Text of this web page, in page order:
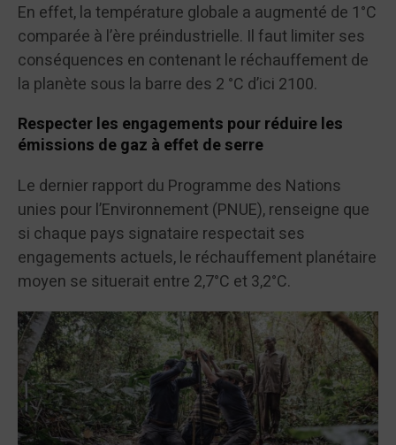
En effet, la température globale a augmenté de 1°C
comparée à l’ère préindustrielle. Il faut limiter ses
conséquences en contenant le réchauffement de
la planète sous la barre des 2 °C d’ici 2100.
Respecter les engagements pour réduire les
émissions de gaz à effet de serre
Le dernier rapport du Programme des Nations
unies pour l’Environnement (PNUE), renseigne que
si chaque pays signataire respectait ses
engagements actuels, le réchauffement planétaire
moyen se situerait entre 2,7°C et 3,2°C.